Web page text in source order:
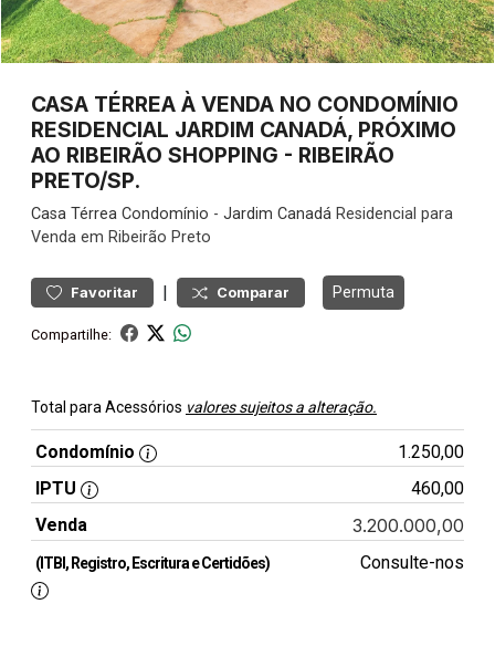
CASA TÉRREA À VENDA NO CONDOMÍNIO
RESIDENCIAL JARDIM CANADÁ, PRÓXIMO
AO RIBEIRÃO SHOPPING - RIBEIRÃO
PRETO/SP.
Casa Térrea Condomínio - Jardim Canadá Residencial para
Venda em Ribeirão Preto
Favoritar | Comparar Permuta
Compartilhe:
Total para Acessórios valores sujeitos a alteração.
Condomínio
1.250,00
IPTU
460,00
Venda
3.200.000,00
(ITBI, Registro, Escritura e Certidões) Consulte-nos